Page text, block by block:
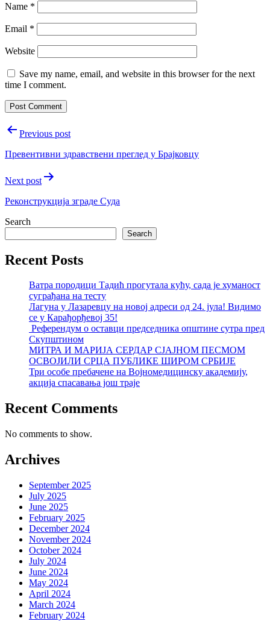
Name *
Email *
Website
Save my name, email, and website in this browser for the next
time I comment.
PostPrevious post
Превентивни здравствени преглед у Брајковцу
Next post
Реконструкција зграде Суда
Search
Search
Recent Posts
Ватра породици Тадић прогутала кућу, сада је хуманост
суграђана на тесту
Лагуна у Лазаревцу на новој адреси од 24. јула! Видимо
се у Карађорђевој 35!
Референдум о оставци председника општине сутра пред
Скупштином
МИТРА И МАРИЈА СЕРДАР СЈАЈНОМ ПЕСМОМ
ОСВОЈИЛИ СРЦА ПУБЛИКЕ ШИРОМ СРБИЈЕ
Три особе пребачене на Војномедицинску академију,
акција спасавања још траје
Recent Comments
No comments to show.
Archives
September 2025
July 2025
June 2025
February 2025
December 2024
November 2024
October 2024
July 2024
June 2024
May 2024
April 2024
March 2024
February 2024